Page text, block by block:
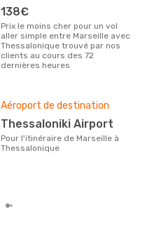
138€
Prix le moins cher pour un vol
aller simple entre Marseille avec
Thessalonique trouvé par nos
clients au cours des 72
dernières heures
Aéroport de destination
Thessaloniki Airport
Pour l'itinéraire de Marseille à
Thessalonique